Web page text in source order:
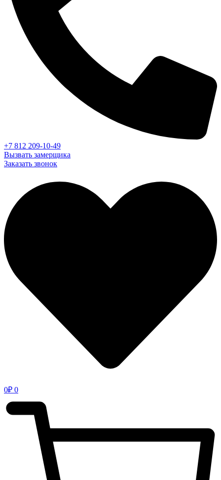
+7 812 209-10-49
Вызвать замерщика
Заказать звонок
0₽ 0